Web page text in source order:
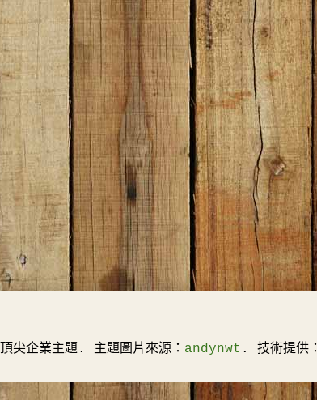
頂尖企業主題. 主題圖片來源： andynwt . 技術提供：